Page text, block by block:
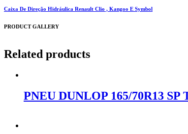
Caixa De Direção Hidráulica Renault Clio , Kangoo E Symbol
PRODUCT GALLERY
Related products
PNEU DUNLOP 165/70R13 SP